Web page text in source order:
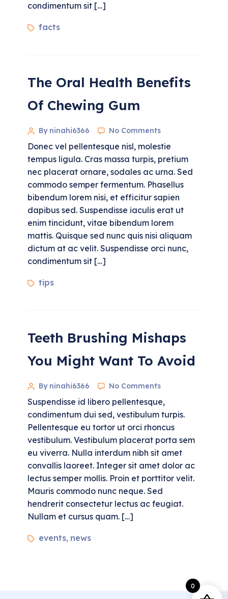
condimentum sit […]
facts
The Oral Health Benefits
Of Chewing Gum
By ninahi6366 No Comments
Donec vel pellentesque nisl, molestie
tempus ligula. Cras massa turpis, pretium
nec placerat ornare, sodales ac urna. Sed
commodo semper fermentum. Phasellus
bibendum lorem nisi, et efficitur sapien
dapibus sed. Suspendisse iaculis erat ut
enim tincidunt, vitae bibendum lorem
mattis. Quisque sed nunc quis nisi aliquam
dictum at ac velit. Suspendisse orci nunc,
condimentum sit […]
tips
Teeth Brushing Mishaps
You Might Want To Avoid
By ninahi6366 No Comments
Suspendisse id libero pellentesque,
condimentum dui sed, vestibulum turpis.
Pellentesque eu tortor ut orci rhoncus
vestibulum. Vestibulum placerat porta sem
eu viverra. Nulla interdum nibh sit amet
convallis laoreet. Integer sit amet dolor ac
lectus semper mollis. Proin et porttitor velit.
Mauris commodo nunc neque. Sed
hendrerit consectetur lectus ac feugiat.
Nullam et cursus quam. […]
events, news
0